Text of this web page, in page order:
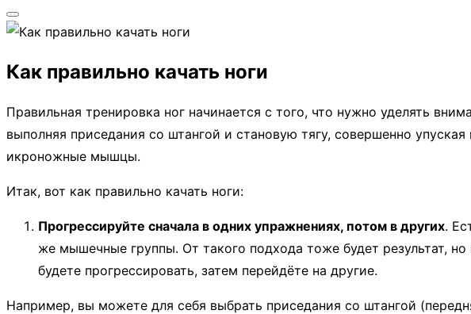
Переключить
панель
навигацию
Как правильно качать ноги
Правильная тренировка ног начинается с того, что нужно уделять
выполняя приседания со штангой и становую тягу, совершенно
икроножные мышцы.
Итак, вот как правильно качать ноги:
Прогрессируйте сначала в одних упражнениях, потом в других.
же мышечные группы. От такого подхода тоже будет результат,
будете прогрессировать, затем перейдёте на другие.
Например, вы можете для себя выбрать приседания со штангой